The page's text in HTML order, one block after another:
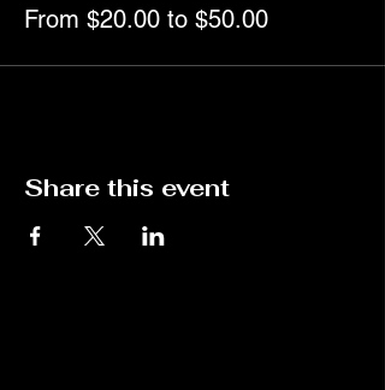
From $20.00 to $50.00
Share this event